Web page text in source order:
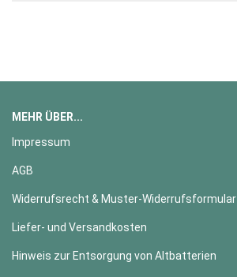
MEHR ÜBER...
Impressum
AGB
Widerrufsrecht & Muster-Widerrufsformular
Liefer- und Versandkosten
Hinweis zur Entsorgung von Altbatterien